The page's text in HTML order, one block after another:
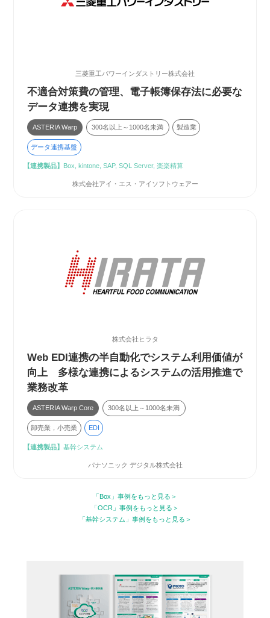
三菱重工パワーインダストリー株式会社
不適合対策費の管理、電子帳簿保存法に必要な
データ連携を実現
ASTERIA Warp 300名以上～1000名未満 製造業
データ連携基盤
【連携製品】 Box, kintone, SAP, SQL Server, 楽楽精算
株式会社アイ・エス・アイソフトウェアー
株式会社ヒラタ
Web EDI連携の半自動化でシステム利用価値が
向上 多様な連携によるシステムの活用推進で
業務改革
ASTERIA Warp Core 300名以上～1000名未満
卸売業，小売業 EDI
【連携製品】基幹システム
パナソニック デジタル株式会社
「Box」事例をもっと見る
「OCR」事例をもっと見る
「基幹システム」事例をもっと見る